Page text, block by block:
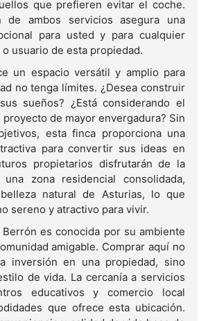
que prefieren evitar el coche.
de ambos servicios asegura una
para usted y para cualquier
usuario de esta propiedad.
un espacio versátil y amplio para
no tenga límites. ¿Desea construir
sueños? ¿Está considerando el
de mayor envergadura? Sin
esta finca proporciona una
para convertir sus ideas en
propietarios disfrutarán de la
zona residencial consolidada,
natural de Asturias, lo que
sereno y atractivo para vivir.
es conocida por su ambiente
amigable. Comprar aquí no
inversión en una propiedad, sino
de vida. La cercanía a servicios
educativos y comercio local
que ofrece esta ubicación.